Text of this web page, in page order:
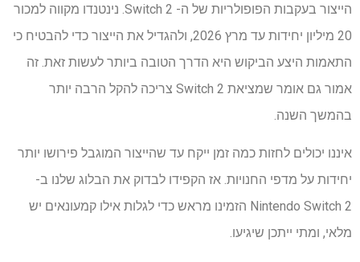
הייצור בעקבות הפופולריות של ה- Switch 2. נינטנדו מקווה למכור
20 מיליון יחידות עד מרץ 2026, ולהגדיל את הייצור כדי להבטיח כי
התאמות היצע הביקוש היא הדרך הטובה ביותר לעשות זאת. זה
אמור גם אומר שמציאת Switch 2 צריכה להקל הרבה יותר
בהמשך השנה.
איננו יכולים לחזות כמה זמן ייקח עד שהייצור המוגבל פירושו יותר
יחידות על מדפי החנויות. אז הקפידו לבדוק את הבלוג שלנו ב-
Nintendo Switch 2 הזמינו מראש כדי לגלות אילו קמעונאים יש
מלאי, ומתי ייתכן שיגיעו.